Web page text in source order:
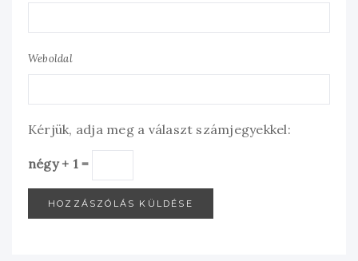
Weboldal
Kérjük, adja meg a választ számjegyekkel:
négy + 1 =